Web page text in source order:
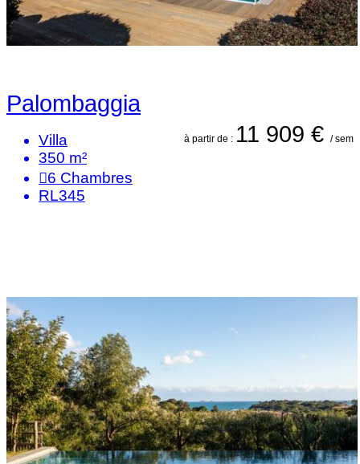
Palombaggia
à partir de : 11 909 € / sem
Villa
350 m²
6 Chambres
RL345